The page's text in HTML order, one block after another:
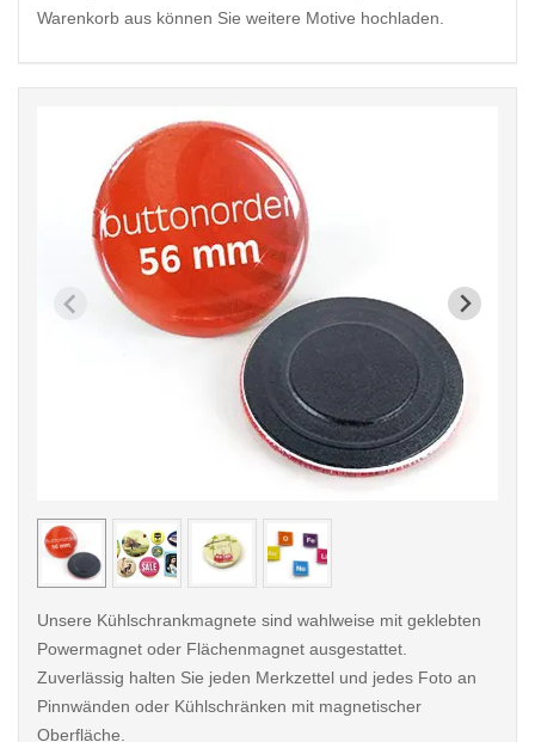
Warenkorb aus können Sie weitere Motive hochladen.
< /picture>
Unsere Kühlschrankmagnete sind wahlweise mit geklebten
Powermagnet oder Flächenmagnet ausgestattet.
Zuverlässig halten Sie jeden Merkzettel und jedes Foto an
Pinnwänden oder Kühlschränken mit magnetischer
Oberfläche.